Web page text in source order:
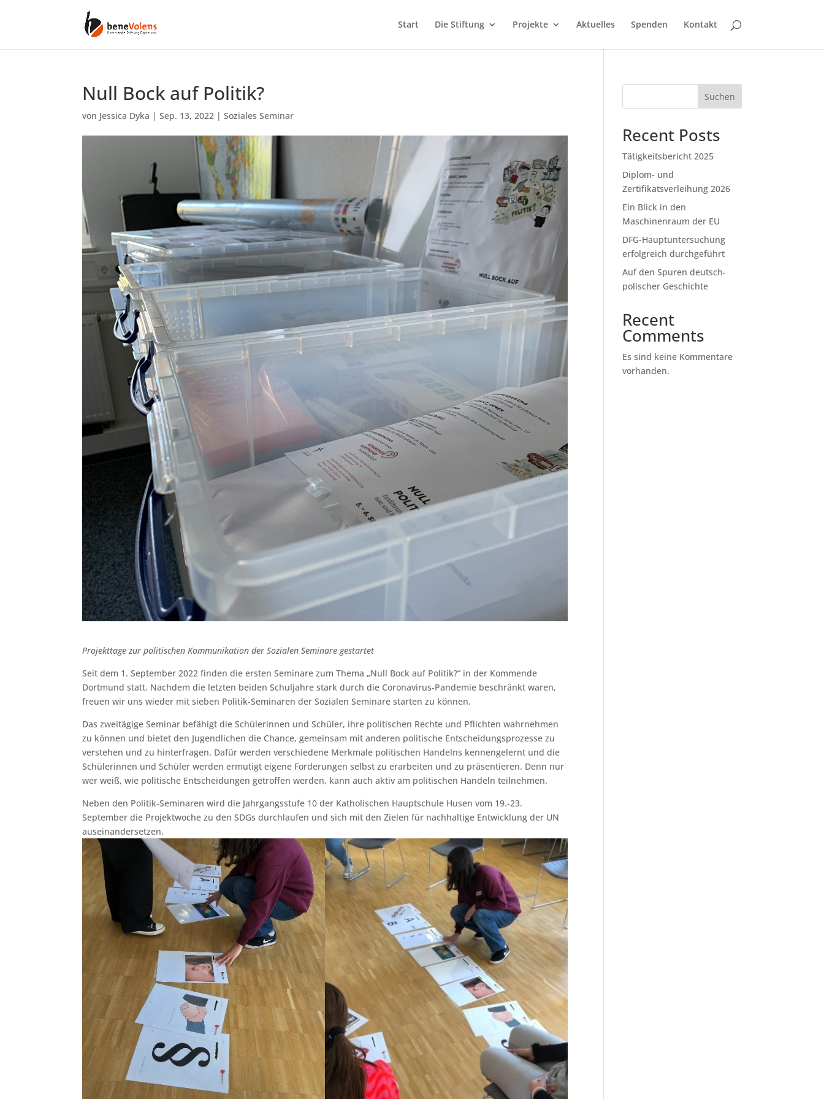
Start Die Stiftung Projekte Aktuelles Spenden Kontakt
Null Bock auf Politik?
von Jessica Dyka |Sep. 13, 2022 |Soziales Seminar
Projekttage zur politischen Kommunikation der Sozialen Seminare gestartet
Seit dem 1. September 2022 finden die ersten Seminare zum Thema „Null Bock auf Politik?“ in der Kommende
Dortmund statt. Nachdem die letzten beiden Schuljahre stark durch die Coronavirus-Pandemie beschränkt waren,
freuen wir uns wieder mit sieben Politik-Seminaren der Sozialen Seminare starten zu können.
Das zweitägige Seminar befähigt die Schülerinnen und Schüler, ihre politischen Rechte und Pflichten wahrnehmen
zu können und bietet den Jugendlichen die Chance, gemeinsam mit anderen politische Entscheidungsprozesse zu
verstehen und zu hinterfragen. Dafür werden verschiedene Merkmale politischen Handelns kennengelernt und die
Schülerinnen und Schüler werden ermutigt eigene Forderungen selbst zu erarbeiten und zu präsentieren. Denn nur
wer weiß, wie politische Entscheidungen getroffen werden, kann auch aktiv am politischen Handeln teilnehmen.
Neben den Politik-Seminaren wird die Jahrgangsstufe 10 der Katholischen Hauptschule Husen vom 19.-23.
September die Projektwoche zu den SDGs durchlaufen und sich mit den Zielen für nachhaltige Entwicklung der UN
auseinandersetzen.
Suchen
Recent Posts
Tätigkeitsbericht 2025
Diplom- und
Zertifikatsverleihung 2026
Ein Blick in den
Maschinenraum der EU
DFG-Hauptuntersuchung
erfolgreich durchgeführt
Auf den Spuren deutsch-
polischer Geschichte
Recent
Comments
Es sind keine Kommentare
vorhanden.